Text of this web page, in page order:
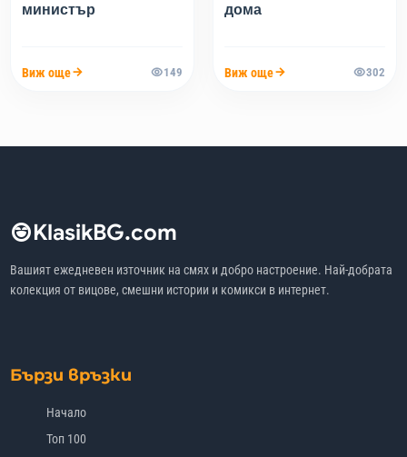
министър
Виж още 149
дома
Виж още 302
KlasikBG.com
Вашият ежедневен източник на смях и добро настроение. Най-добрата
колекция от вицове, смешни истории и комикси в интернет.
Бързи връзки
Начало
Топ 100